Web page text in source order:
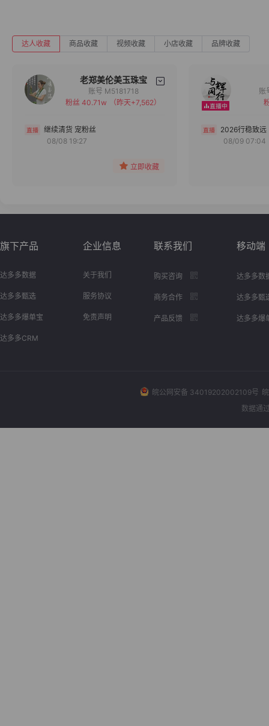
达人收藏 商品收藏 视频收藏 小店收藏 品牌收藏
老郑美伦美玉珠宝
备注
账号 M5181718
粉丝 40.71w
（昨天+7,562）
继续清货 宠粉丝
08/08 19:27
立即收藏
2026行稳致远
08/09 07:04
旗下产品
达多多数据
达多多甄选
达多多爆单宝
达多多CRM
企业信息
关于我们
服务协议
免责声明
联系我们
购买咨询
商务合作
产品反馈
移动端
达多多数
达多多甄
达多多爆
皖公网安备 34019202002109号
数据通